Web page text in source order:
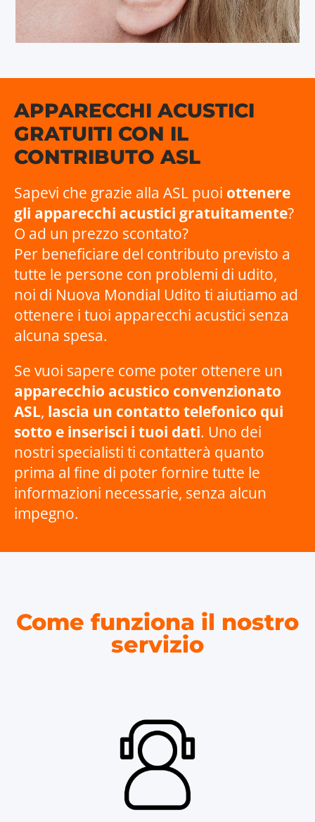
APPARECCHI ACUSTICI
GRATUITI CON IL
CONTRIBUTO ASL
Sapevi che grazie alla ASL puoi ottenere
gli apparecchi acustici gratuitamente?
O ad un prezzo scontato?
Per beneficiare del contributo previsto a
tutte le persone con problemi di udito,
noi di Nuova Mondial Udito ti aiutiamo ad
ottenere i tuoi apparecchi acustici senza
alcuna spesa.
Se vuoi sapere come poter ottenere un
apparecchio acustico convenzionato
ASL, lascia un contatto telefonico qui
sotto e inserisci i tuoi dati. Uno dei
nostri specialisti ti contatterà quanto
prima al fine di poter fornire tutte le
informazioni necessarie, senza alcun
impegno.
Come funziona il nostro
servizio